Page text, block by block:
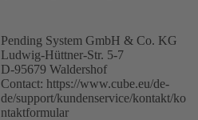
Pending System GmbH & Co. KG
Ludwig-Hüttner-Str. 5-7
D-95679 Waldershof
Contact: https://www.cube.eu/de-
de/support/kundenservice/kontakt/ko
ntaktformular